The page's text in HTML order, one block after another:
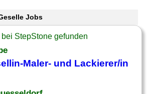
Jobs
StepStone gefunden
Maler- und Lackierer/in